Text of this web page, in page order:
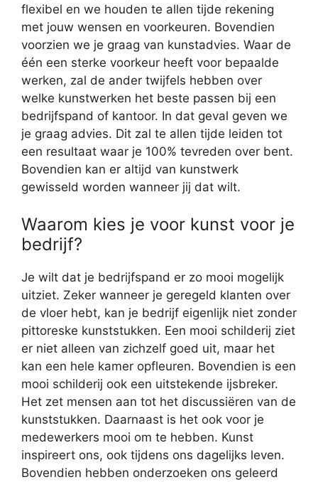
flexibel en we houden te allen tijde rekening
met jouw wensen en voorkeuren. Bovendien
voorzien we je graag van kunstadvies. Waar de
één een sterke voorkeur heeft voor bepaalde
werken, zal de ander twijfels hebben over
welke kunstwerken het beste passen bij een
bedrijfspand of kantoor. In dat geval geven we
je graag advies. Dit zal te allen tijde leiden tot
een resultaat waar je 100% tevreden over bent.
Bovendien kan er altijd van kunstwerk
gewisseld worden wanneer jij dat wilt.
Waarom kies je voor kunst voor je
bedrijf?
Je wilt dat je bedrijfspand er zo mooi mogelijk
uitziet. Zeker wanneer je geregeld klanten over
de vloer hebt, kan je bedrijf eigenlijk niet zonder
pittoreske kunststukken. Een mooi schilderij ziet
er niet alleen van zichzelf goed uit, maar het
kan een hele kamer opfleuren. Bovendien is een
mooi schilderij ook een uitstekende ijsbreker.
Het zet mensen aan tot het discussiëren van de
kunststukken. Daarnaast is het ook voor je
medewerkers mooi om te hebben. Kunst
inspireert ons, ook tijdens ons dagelijks leven.
Bovendien hebben onderzoeken ons geleerd